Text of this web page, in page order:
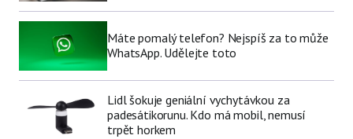
Máte pomalý telefon? Nejspíš za to může
WhatsApp. Udělejte toto
Lidl šokuje geniální vychytávkou za
padesátikorunu. Kdo má mobil, nemusí
trpět horkem